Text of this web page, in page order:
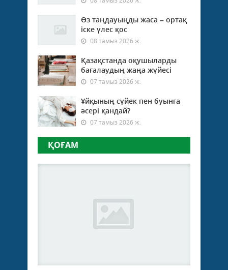
Өз таңдауыңды жаса – ортақ
іске үлес қос
08 тамыз 2026 ж.
Қазақстанда оқушыларды
бағалаудың жаңа жүйесі
07 тамыз 2026 ж.
Ұйқының сүйек пен буынға
әсері қандай?
07 тамыз 2026 ж.
ҚОҒАМ